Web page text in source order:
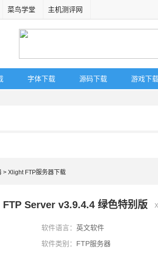
菜鸟学堂 主机测评网
字体下载 源码下载 游戏下
> Xlight FTP服务器下载
Server v3.9.4.4 绿色特别版
软件语言：英文软件
软件类别： FTP服务器